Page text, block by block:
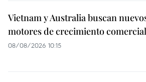
Vietnam y Australia buscan
motores de crecimiento comercial
08/08/2026 10:15